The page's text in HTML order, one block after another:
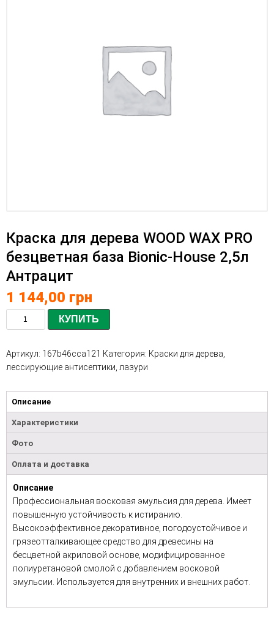
Краска для дерева WOOD WAX PRO
безцветная база Bionic-House 2,5л
Антрацит
1 144,00 грн
КУПИТЬ
Артикул: 167b46cca121 Категория: Краски для дерева,
лессирующие антисептики, лазури
Описание
Характеристики
Фото
Оплата и доставка
Описание
Профессиональная восковая эмульсия для дерева. Имеет
повышенную устойчивость к истиранию.
Высокоэффективное декоративное, погодоустойчивое и
грязеотталкивающее средство для древесины на
бесцветной акриловой основе, модифицированное
полиуретановой смолой с добавлением восковой
эмульсии. Используется для внутренних и внешних работ.